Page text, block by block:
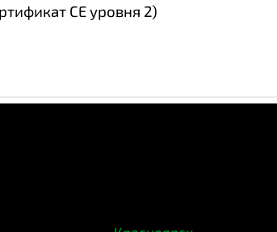
CE уровня 2)